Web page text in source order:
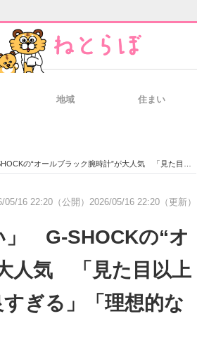
経営リ
製造業
エネル
地域 住まい
ク腕時計”が大人気 「見た目以上に軽い」「デザインが良すぎる」「理想的な逸品」
05/16 22:20（公開） 2026/05/16 22:20（更新）
」 G-SHOCKの“オ
人気 「見た目以上
ぎる」「理想的な